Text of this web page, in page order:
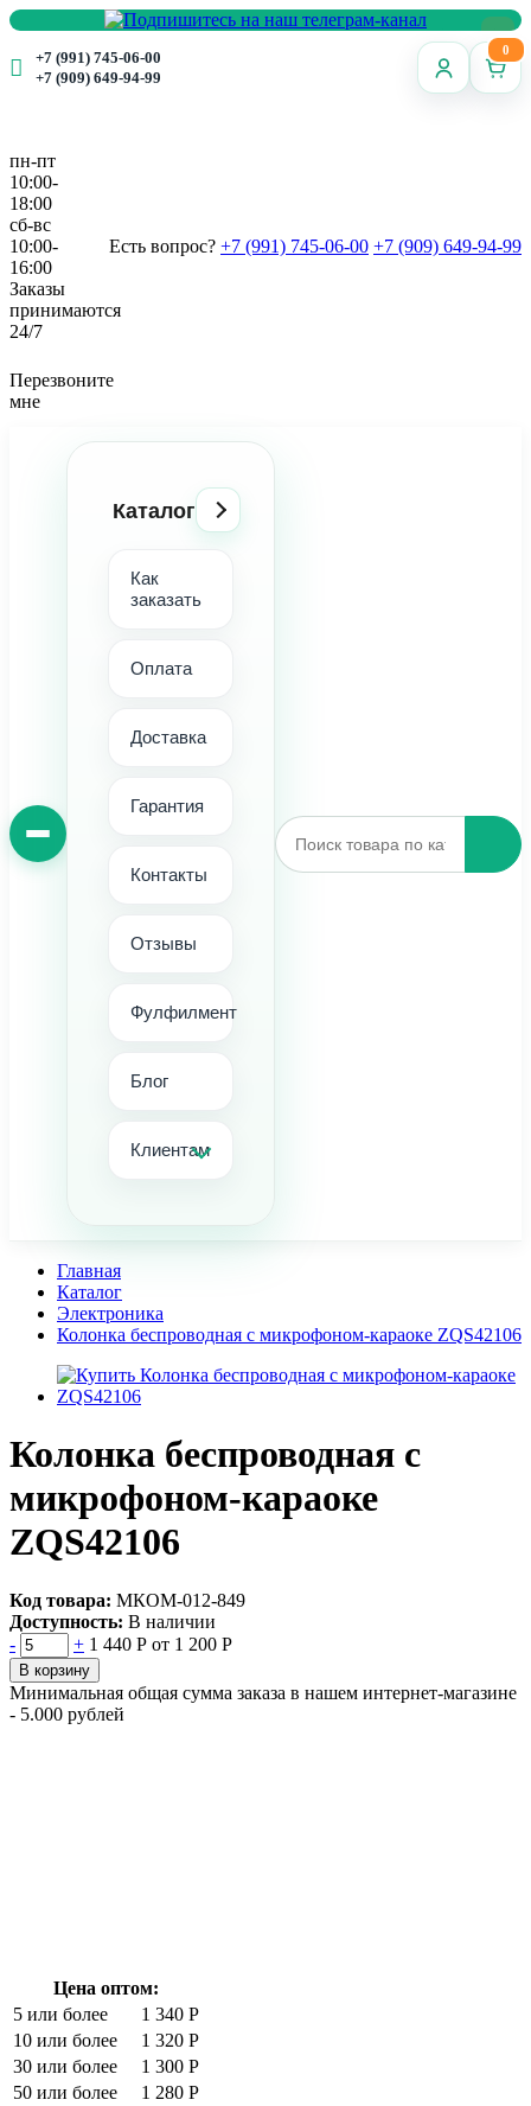
+7 (991) 745-06-00
+7 (909) 649-94-99
0
пн-пт
10:00-
18:00
сб-вс
10:00-
16:00
Заказы
принимаются
24/7
Есть вопрос? +7 (991) 745-06-00 +7 (909) 649-94-99
Перезвоните
мне
Каталог
Как
заказать
Оплата
Доставка
Гарантия
Контакты
Отзывы
Фулфилмент
Блог
Клиентам
Главная
Каталог
Электроника
Колонка беспроводная с микрофоном-караоке ZQS42106
Колонка беспроводная с
микрофоном-караоке
ZQS42106
Код товара: МКОМ-012-849
Доступность: В наличии
-
+ 1 440 Р от 1 200 Р
В корзину
Минимальная общая сумма заказа в нашем интернет-магазине
- 5.000 рублей
Цена оптом:
5 или более
1 340 Р
10 или более
1 320 Р
30 или более
1 300 Р
50 или более
1 280 Р